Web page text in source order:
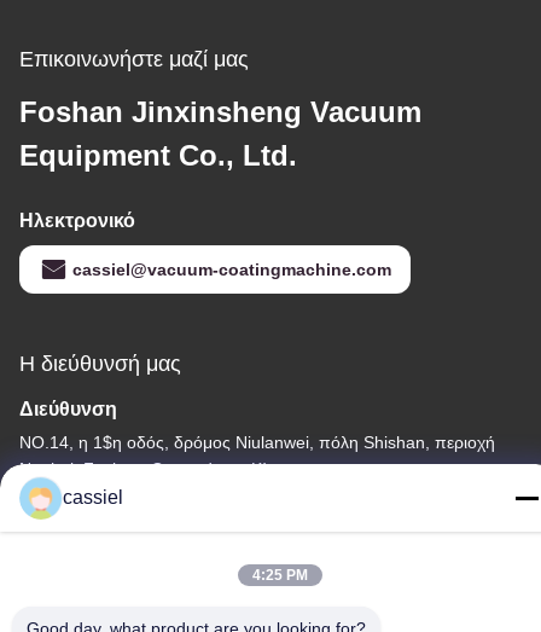
Επικοινωνήστε μαζί μας
Foshan Jinxinsheng Vacuum
Equipment Co., Ltd.
Ηλεκτρονικό
cassiel@vacuum-coatingmachine.com
Η διεύθυνσή μας
Διεύθυνση
NO.14, η 1$η οδός, δρόμος Niulanwei, πόλη Shishan, περιοχή
Nanhai, Foshan, Guangdong, Κίνα
Τηλεφώνημα
cassiel
4:25 PM